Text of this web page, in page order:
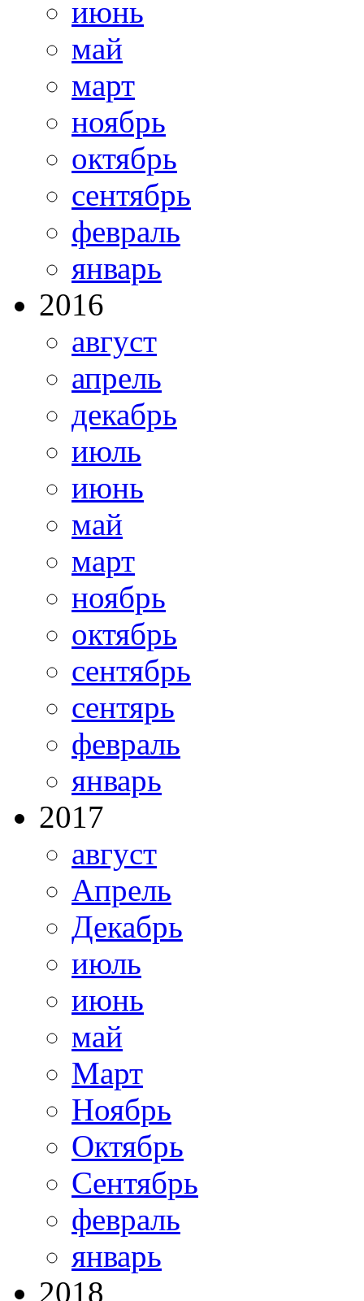
июнь
май
март
ноябрь
октябрь
сентябрь
февраль
январь
2016
август
апрель
декабрь
июль
июнь
май
март
ноябрь
октябрь
сентябрь
сентярь
февраль
январь
2017
август
Апрель
Декабрь
июль
июнь
май
Март
Ноябрь
Октябрь
Сентябрь
февраль
январь
2018